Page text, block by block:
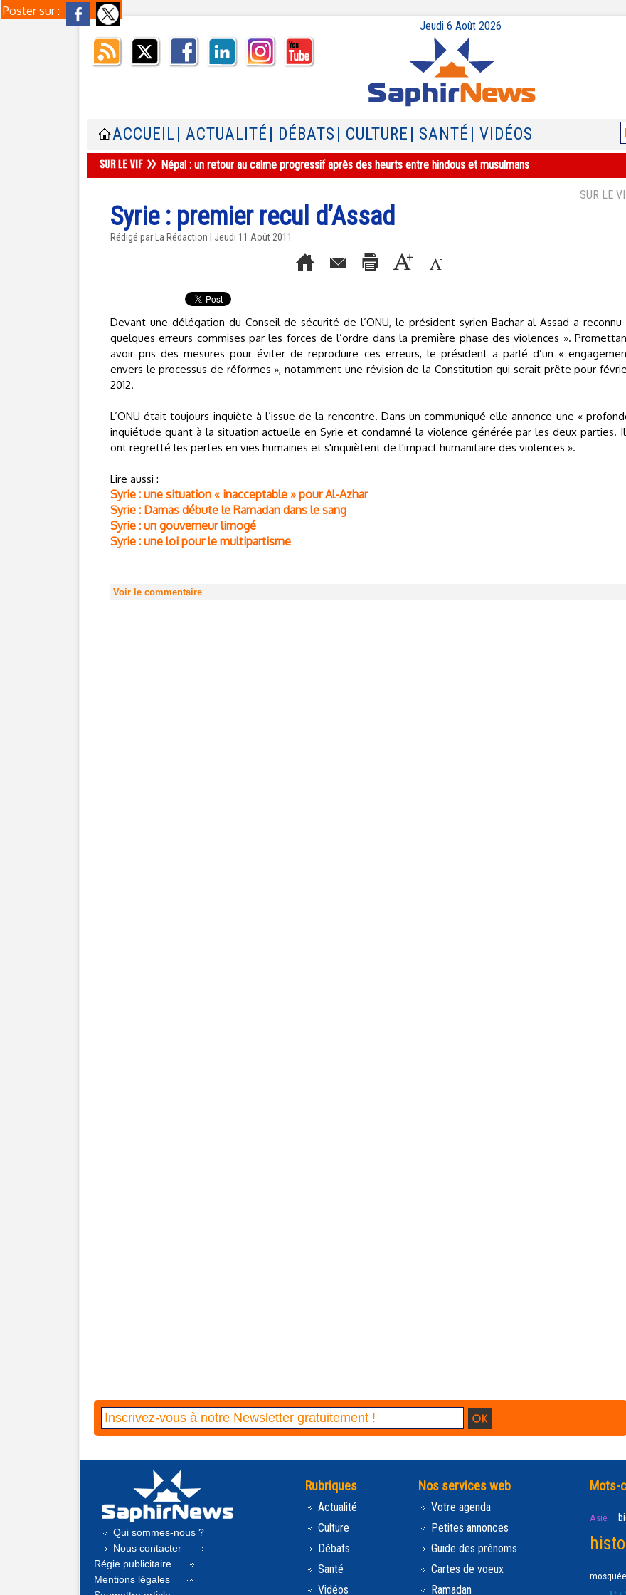
Poster sur :
Jeudi 6 Août 2026
ACCUEIL | ACTUALITÉ | DÉBATS | CULTURE | SANTÉ | VIDÉOS
Népal : un retour au calme progressif après des heurts entre hindous et musulmans
SUR LE
Syrie : premier recul d’Assad
Rédigé par La Rédaction | Jeudi 11 Août 2011
Devant une délégation du Conseil de sécurité de l’ONU, le président syrien Bachar al-Assad a reconnu
quelques erreurs commises par les forces de l’ordre dans la première phase des violences ».
avoir pris des mesures pour éviter de reproduire ces erreurs, le président a parlé d’un «
envers le processus de réformes », notamment une révision de la Constitution qui serait prête pour
2012.
L’ONU était toujours inquiète à l’issue de la rencontre. Dans un communiqué elle annonce une «
inquiétude quant à la situation actuelle en Syrie et condamné la violence générée par les deux parties.
ont regretté les pertes en vies humaines et s'inquiètent de l'impact humanitaire des violences ».
Lire aussi :
Syrie : une situation « inacceptable » pour Al-Azhar
Syrie : Damas débute le Ramadan dans le sang
Syrie : un gouverneur limogé
Syrie : une loi pour le multipartisme
Voir le commentaire
Qui sommes-nous ?
Nous contacter
Régie publicitaire
Mentions légales
Rubriques
Actualité
Culture
Débats
Santé
Vidéos
Nos services web
Votre agenda
Petites annonces
Guide des prénoms
Cartes de voeux
Ramadan
Mots-
Asie
mosquée